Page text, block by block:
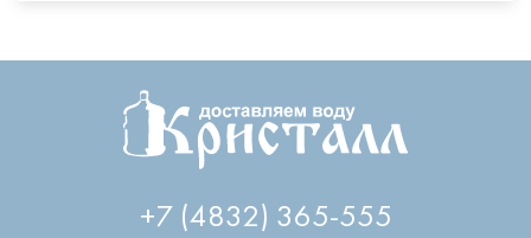
+7 (4832) 365-555